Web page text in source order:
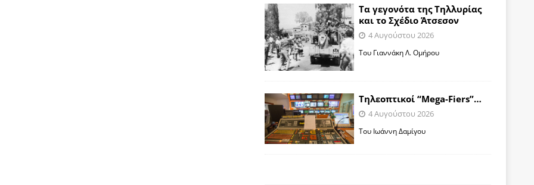
Τα γεγονότα της Τηλλυρίας
και το Σχέδιο Άτσεσον
4 Αυγούστου 2026
Toυ Γιαννάκη Λ. Ομήρου
Tηλεοπτικοί “Mega-Fiers”…
4 Αυγούστου 2026
Toυ Ιωάννη Δαμίγου